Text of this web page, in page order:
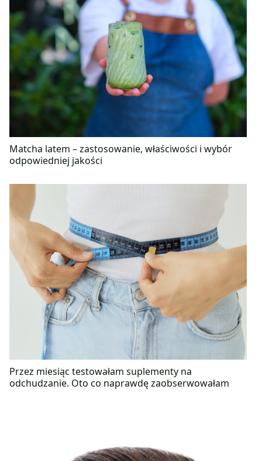
Matcha latem – zastosowanie, właściwości i wybór
odpowiedniej jakości
Przez miesiąc testowałam suplementy na
odchudzanie. Oto co naprawdę zaobserwowałam